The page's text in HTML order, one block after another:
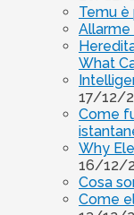
Temu è
Allarme
What
17/12/
Come
Why
16/12/
Cosa
Come